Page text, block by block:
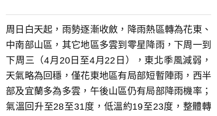
周日白天起，雨勢逐漸收斂，降雨熱區轉為花東、
中南部山區，其它地區多雲到零星降雨，下周一到
下周三（4月20日至4月22日），東北季風減弱，
天氣略為回穩，僅花東地區有局部短暫陣雨，西半
部及宜蘭多為多雲，午後山區仍有局部降雨機率；
氣溫回升至28至31度，低溫約19至23度，整體轉